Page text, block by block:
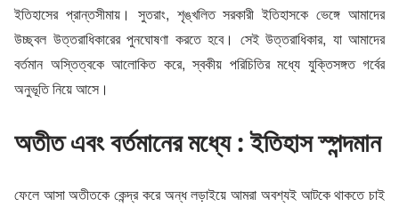
ইতিহাসের প্রান্তসীমায়। সুতরাং, শৃঙ্খলিত সরকারী ইতিহাসকে ভেঙ্গে আমাদের
উচ্ছ্বল উত্তরাধিকারের পুনঘোষণা করতে হবে। সেই উত্তরাধিকার, যা আমাদের
বর্তমান অস্তিত্বকে আলোকিত করে, স্বকীয় পরিচিতির মধ্যে যুক্তিসঙ্গত গর্বের
অনুভূতি নিয়ে আসে।
অতীত এবং বর্তমানের মধ্যে : ইতিহাস স্পন্দমান
ফেলে আসা অতীতকে কেন্দ্র করে অন্ধ লড়াইয়ে আমরা অবশ্যই আটকে থাকতে চাই